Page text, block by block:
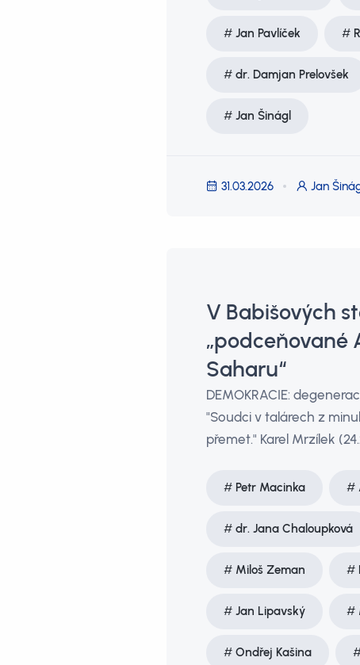
Jan Pavlíček
dr. Damjan Prelovšek
Jan Šinágl
31.03.2026 Jan
V Babišových
„podceňované
Saharu“
DEMOKRACIE:
"Soudci v talárech z
přemet." Karel Mrzílek
Petr Macinka
dr. Jana Chaloupková
Miloš Zeman
Jan Lipavský
Ondřej Kašina